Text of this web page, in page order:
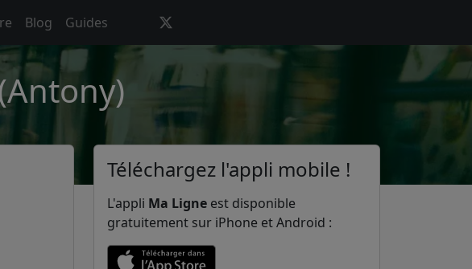
Blog Guides
Téléchargez l'appli mobile !
L'appli Ma Ligne est disponible
gratuitement sur iPhone et Android :